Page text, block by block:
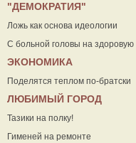
"ДЕМОКРАТИЯ"
Ложь как основа идеологии
С больной головы на здоровую
ЭКОНОМИКА
Поделятся теплом по-братски
ЛЮБИМЫЙ ГОРОД
Тазики на полку!
Гименей на ремонте